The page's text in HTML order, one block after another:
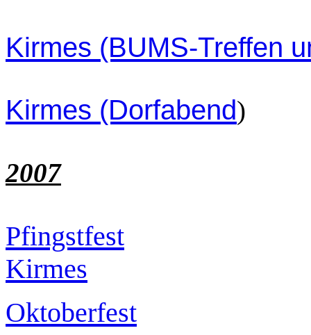
Kirmes (BUMS-Treffen
Kirmes (Dorfabend)
2007
Pfingstfest
Kirmes
Oktoberfest